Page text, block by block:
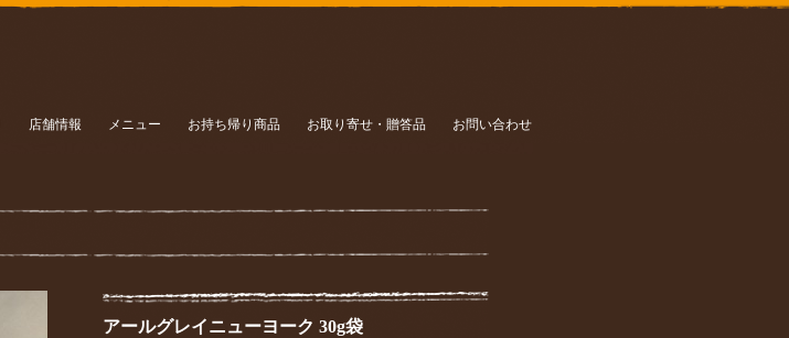
お問い合わせ
お取り寄せ・贈答品
お持ち帰り商品
メニュー
店舗情報
アールグレイニューヨーク 30g袋